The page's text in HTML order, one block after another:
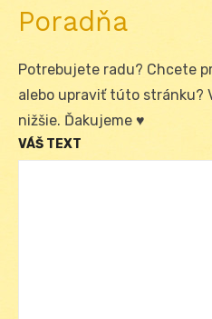
Poradňa
Potrebujete radu? Chcete
alebo upraviť túto stránku?
nižšie. Ďakujeme ♥
VÁŠ TEXT